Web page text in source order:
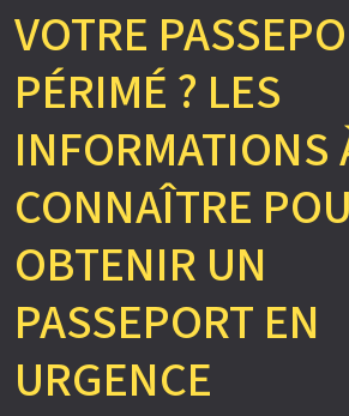
VOTRE
PÉRIMÉ ? LES
INFORMATIONS
CONNAÎTRE
OBTENIR UN
PASSEPORT EN
URGENCE